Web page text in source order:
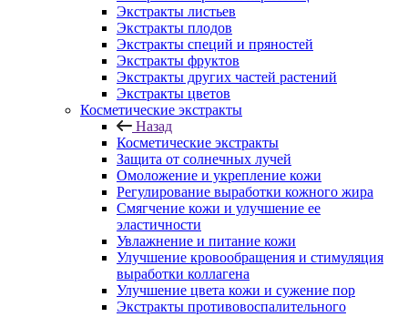
Экстракты листьев
Экстракты плодов
Экстракты специй и пряностей
Экстракты фруктов
Экстракты других частей растений
Экстракты цветов
Косметические экстракты
Назад
Косметические экстракты
Защита от солнечных лучей
Омоложение и укрепление кожи
Регулирование выработки кожного жира
Смягчение кожи и улучшение ее
эластичности
Увлажнение и питание кожи
Улучшение кровообращения и стимуляция
выработки коллагена
Улучшение цвета кожи и сужение пор
Экстракты противовоспалительного